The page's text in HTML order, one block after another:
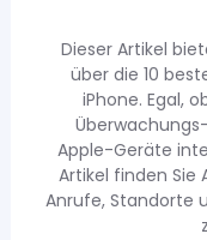
Dieser Artikel
über die 10
iPhone. Egal,
Apple-Geräte
Artikel finden Sie
Anrufe, Standorte